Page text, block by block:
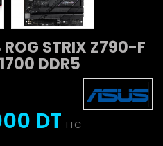
ROG STRIX Z790-F
DDR5
DT TTC